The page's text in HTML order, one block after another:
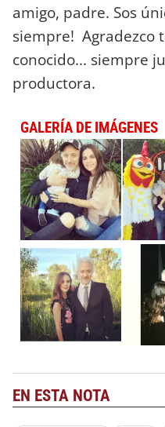
amigo, padre. Sos
siempre! Agradezco
conocido... siempre
productora.
GALERÍA DE IMÁGENES
EN ESTA NOTA